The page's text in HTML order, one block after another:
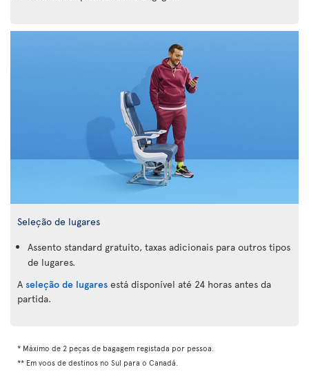
Seleção de lugares
Assento standard gratuito, taxas adicionais para outros tipos
de lugares.
A seleção de lugares está disponível até 24 horas antes da
partida.
* Máximo de 2 peças de bagagem registada por pessoa.
** Em voos de destinos no Sul para o Canadá.